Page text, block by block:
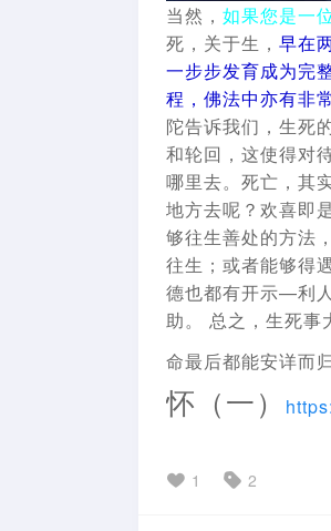
当然，如果您是一
死，关于生，早在
一步步发育成为完
程，佛法中亦有非
陀告诉我们，生死
和轮回，这使得对
哪里去。死亡，其
地方去呢？欢喜即
够往生善处的方法
往生；或者能够得
德也都有开示—利
助。 总之，生死事
命最后都能安详而
怀（一）
1 2